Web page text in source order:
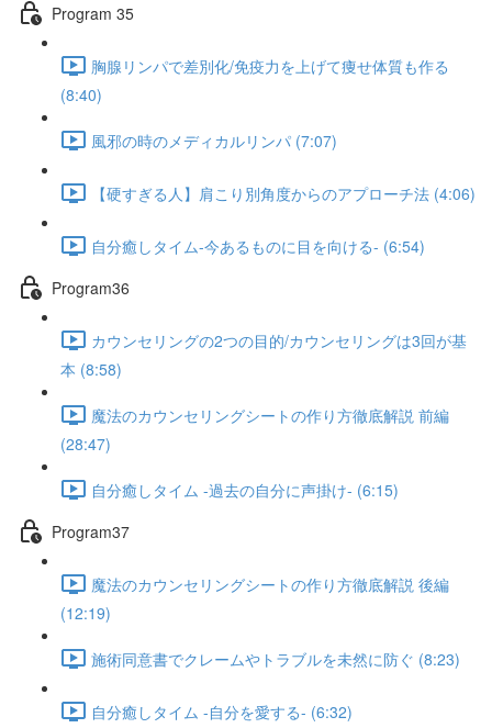
Program 35
胸腺リンパで差別化/免疫力を上げて痩せ体質も作る
(8:40)
風邪の時のメディカルリンパ (7:07)
【硬すぎる人】肩こり別角度からのアプローチ法 (4:06)
自分癒しタイム-今あるものに目を向ける- (6:54)
Program36
カウンセリングの2つの目的/カウンセリングは3回が基
本 (8:58)
魔法のカウンセリングシートの作り方徹底解説 前編
(28:47)
自分癒しタイム -過去の自分に声掛け- (6:15)
Program37
魔法のカウンセリングシートの作り方徹底解説 後編
(12:19)
施術同意書でクレームやトラブルを未然に防ぐ (8:23)
自分癒しタイム -自分を愛する- (6:32)